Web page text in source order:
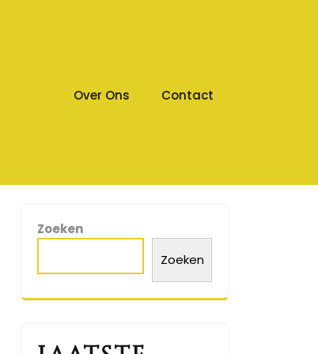
Over Ons Contact
Zoeken
Zoeken